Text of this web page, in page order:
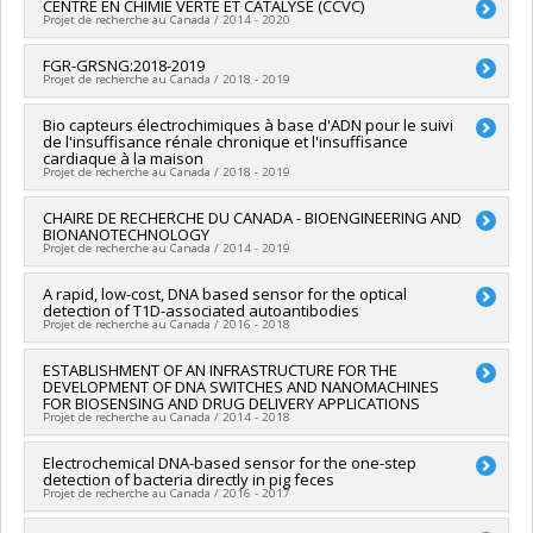
en recherche Apogée Canada/Bourse
Chercheur principal :Carl-Éric Aubin
Co-chercheurs :Alexis Vallée-Bélisle
Sources de financement :SPIIE/Secrétariat des programmes
interorganismes à l’intention des établissements
Programmes de subvention :
CENTRE EN CHIMIE VERTE ET CATALYSE (CCVC)
Projet de recherche au Canada / 2014 - 2020
Chercheur principal : Alexis Vallée-Bélisle
Co-chercheurs :Chaojun Li
Sources de financement :FRQNT/Fonds de recherche du
Québec - Nature et technologies (FQRNT)
Programmes de subvention :PVXXXXXX-(RS) Programme de
regroupements stratégiques
FGR-GRSNG:2018-2019
Projet de recherche au Canada / 2018 - 2019
Chercheur principal :Alexis Vallée-Bélisle
Sources de financement :CRSNG/Conseil de recherches en
sciences naturelles et génie du Canada (CRSNG)
Programmes de subvention :PVXXXXXX-FGR - Subvention de
recherche institutionnelle
Bio capteurs électrochimiques à base d'ADN pour le suivi
de l'insuffisance rénale chronique et l'insuffisance
cardiaque à la maison
Projet de recherche au Canada / 2018 - 2019
Chercheur principal : Alexis Vallée-Bélisle
Sources de financement :Nanogenecs Diagnostics inc. ,
Ministère Économie et Innovation
CHAIRE DE RECHERCHE DU CANADA - BIOENGINEERING AND
BIONANOTECHNOLOGY
Projet de recherche au Canada / 2014 - 2019
Chercheur principal :Alexis Vallée-Bélisle
Sources de financement :SPIIE/Secrétariat des programmes
interorganismes à l’intention des établissements
PVX50399-Chaires de recherche
du Canada
A rapid, low-cost, DNA based sensor for the optical
detection of T1D-associated autoantibodies
Projet de recherche au Canada / 2016 - 2018
Chercheur principal :Francesco Ricci
Co-chercheurs :Alexis Vallée-Bélisle
Sources de financement :Juvenile Diabetes Foundation
International
Programmes de subvention :
ESTABLISHMENT OF AN INFRASTRUCTURE FOR THE
DEVELOPMENT OF DNA SWITCHES AND NANOMACHINES
FOR BIOSENSING AND DRUG DELIVERY APPLICATIONS
Projet de recherche au Canada / 2014 - 2018
Chercheur principal :Alexis Vallée-Bélisle
Sources de financement :FCI/Fondation canadienne pour
l'innovation
Electrochemical DNA-based sensor for the one-step
detection of bacteria directly in pig feces
Projet de recherche au Canada / 2016 - 2017